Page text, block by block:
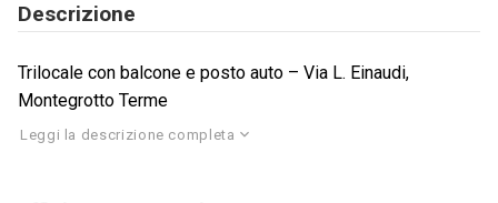
Descrizione
Trilocale con balcone e posto auto – Via L. Einaudi,
Montegrotto Terme
Leggi la descrizione completa